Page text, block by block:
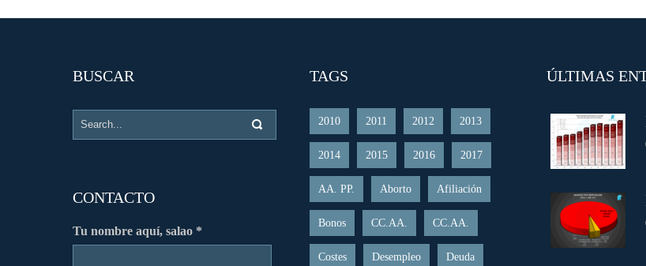
BUSCAR
CONTACTO
Tu nombre aquí, salao *
TAGS
2010 2011 2012 2013
2014 2015 2016 2017
AA. PP. Aborto Afiliación
Bonos CC.AA. CC.AA.
Costes Desempleo Deuda
ÚLTIMAS